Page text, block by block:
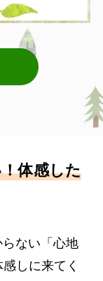
体感した
ない「心地
しに来てく